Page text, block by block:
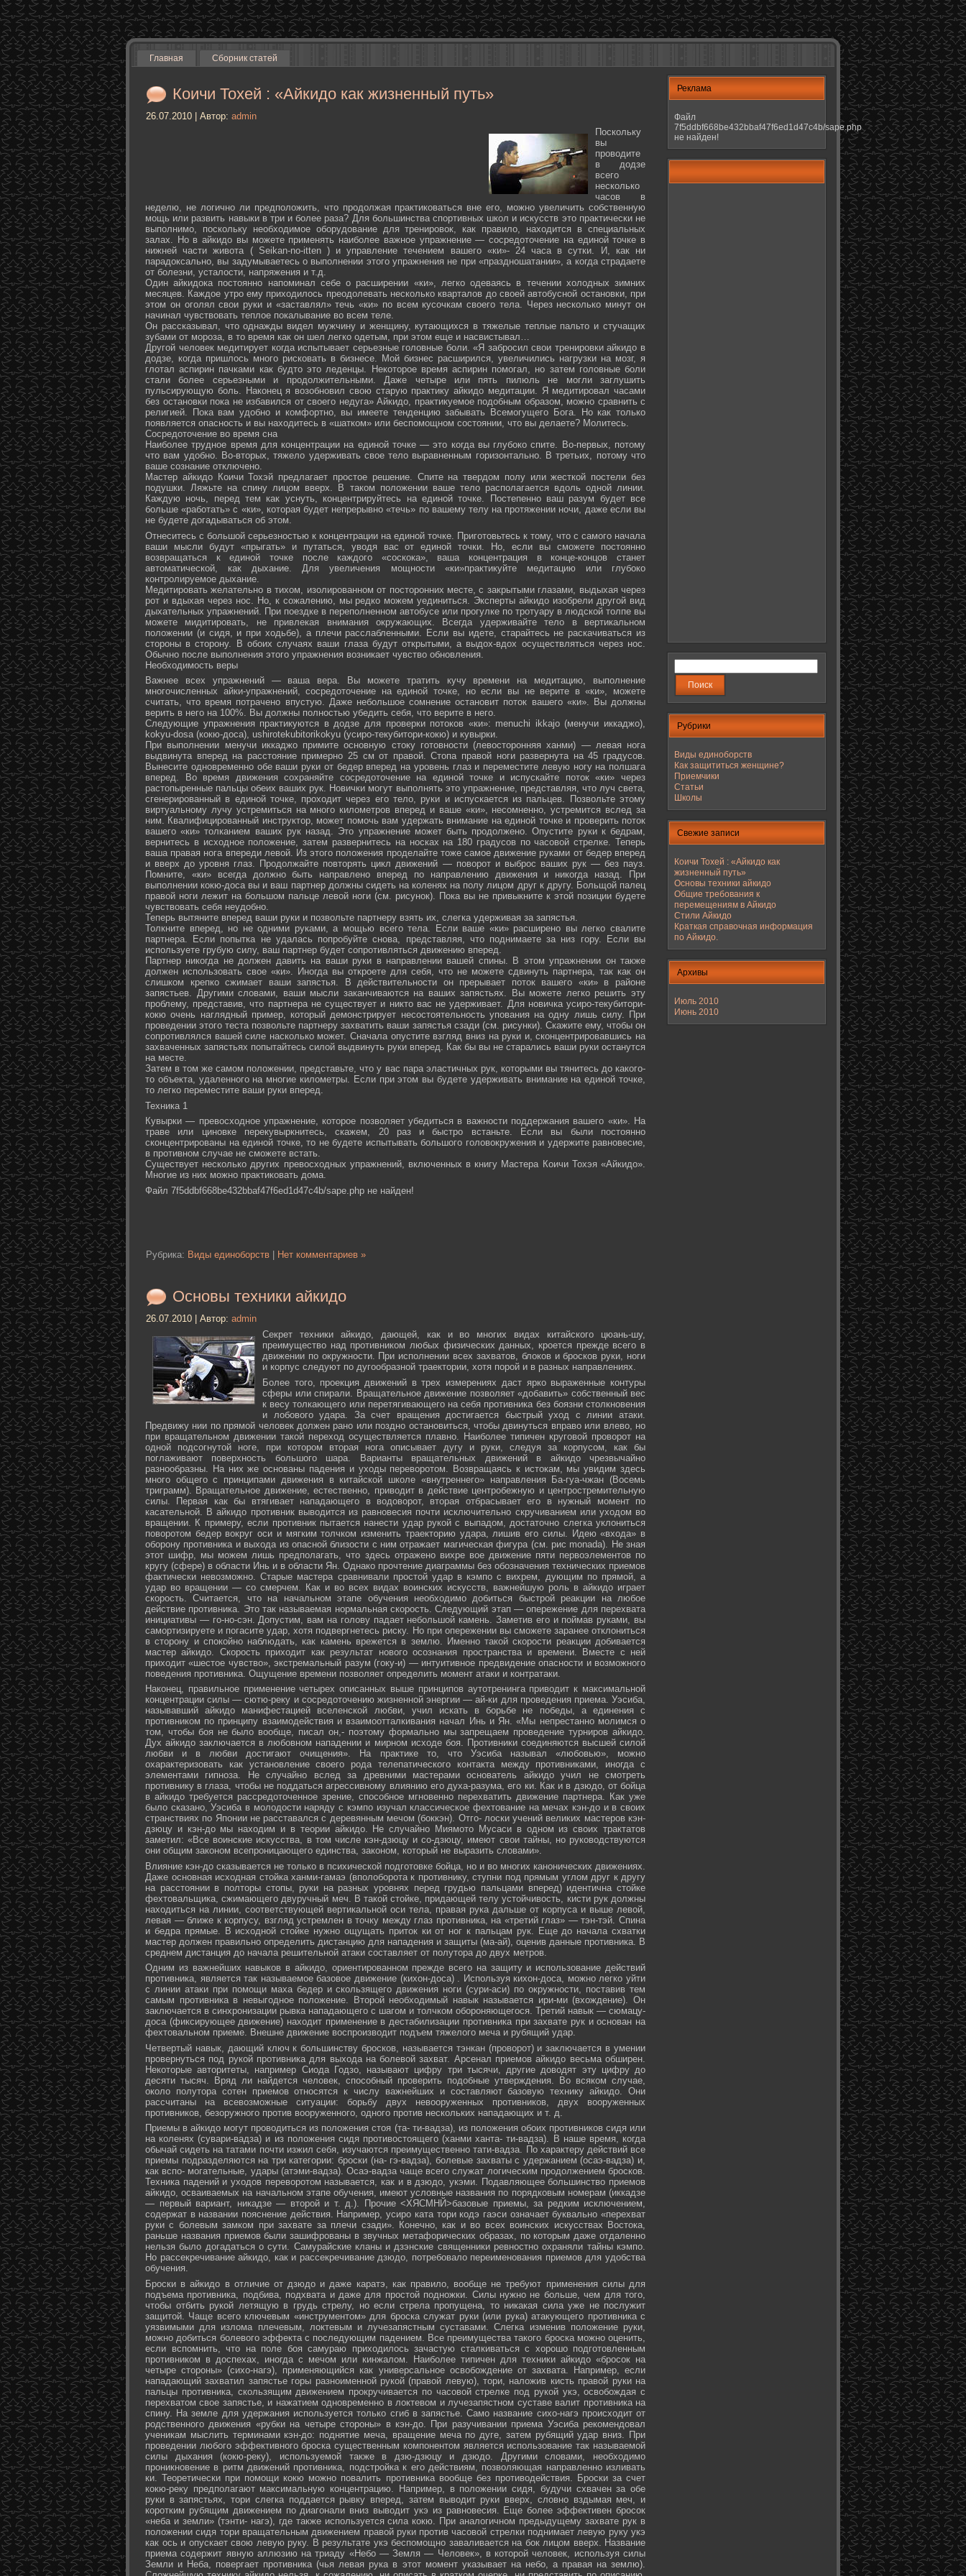
Главная Сборник статей
Коичи Тохей : «Айкидо как жизненный путь»
26.07.2010 | Автор: admin
Поскольку
вы
проводите
в додзе
всего
несколько
часов в
неделю, не логично ли предположить, что продолжая практиковаться вне его, можно увеличить собственную
мощь или развить навыки в три и более раза? Для большинства спортивных школ и искусств это практически не
выполнимо, поскольку необходимое оборудование для тренировок, как правило, находится в специальных
залах. Но в айкидо вы можете применять наиболее важное упражнение — сосредоточение на единой точке в
нижней части живота ( Seikan-­no-­itten ) и управление течением вашего «ки»- 24 часа в сутки. И, как ни
парадоксально, вы задумываетесь о выполнении этого упражнения не при «праздношатании», а когда страдаете
от болезни, усталости, напряжения и т.д.
Один айкидока постоянно напоминал себе о расширении «ки», легко одеваясь в течении холодных зимних
месяцев. Каждое утро ему приходилось преодолевать несколько кварталов до своей автобусной остановки, при
этом он оголял свои руки и «заставлял» течь «ки» по всем кусочкам своего тела. Через несколько минут он
начинал чувствовать теплое покалывание во всем теле.
Он рассказывал, что однажды видел мужчину и женщину, кутающихся в тяжелые теплые пальто и стучащих
зубами от мороза, в то время как он шел легко одетым, при этом еще и насвистывал…
Другой человек медитирует когда испытывает серьезные головные боли. «Я забросил свои тренировки айкидо в
додзе, когда пришлось много рисковать в бизнесе. Мой бизнес расширился, увеличились нагрузки на мозг, я
глотал аспирин пачками как будто это леденцы. Некоторое время аспирин помогал, но затем головные боли
стали более серьезными и продолжительными. Даже четыре или пять пилюль не могли заглушить
пульсирующую боль. Наконец я возобновил свою старую практику айкидо медитации. Я медитировал часами
без остановки пока не избавился от своего недуга» Айкидо, практикуемое подобным образом, можно сравнить с
религией. Пока вам удобно и комфортно, вы имеете тенденцию забывать Всемогущего Бога. Но как только
появляется опасность и вы находитесь в «шатком» или беспомощном состоянии, что вы делаете? Молитесь.
Сосредоточение во время сна
Наиболее трудное время для концентрации на единой точке — это когда вы глубоко спите. Во-первых, потому
что вам удобно. Во-вторых, тяжело удерживать свое тело выравненным горизонтально. В третьих, потому что
ваше сознание отключено.
Мастер айкидо Коичи Тохэй предлагает простое решение. Спите на твердом полу или жесткой постели без
подушки. Ляжьте на спину лицом вверх. В таком положении ваше тело располагается вдоль одной линии.
Каждую ночь, перед тем как уснуть, концентрируйтесь на единой точке. Постепенно ваш разум будет все
больше «работать» с «ки», которая будет непрерывно «течь» по вашему телу на протяжении ночи, даже если вы
не будете догадываться об этом.
Отнеситесь с большой серьезностью к концентрации на единой точке. Приготовьтесь к тому, что с самого начала
ваши мысли будут «прыгать» и путаться, уводя вас от единой точки. Но, если вы сможете постоянно
возвращаться к единой точке после каждого «соскока», ваша концентрация в конце-концов станет
автоматической, как дыхание. Для увеличения мощности «ки»практикуйте медитацию или глубоко
контролируемое дыхание.
Медитировать желательно в тихом, изолированном от посторонних месте, с закрытыми глазами, выдыхая через
рот и вдыхая через нос. Но, к сожалению, мы редко можем уединиться. Эксперты айкидо изобрели другой вид
дыхательных упражнений. При поездке в переполненном автобусе или прогулке по тротуару в людской толпе вы
можете мидитировать, не привлекая внимания окружающих. Всегда удерживайте тело в вертикальном
положении (и сидя, и при ходьбе), а плечи расслабленными. Если вы идете, старайтесь не раскачиваться из
стороны в сторону. В обоих случаях ваши глаза будут открытыми, а выдох-вдох осуществляться через нос.
Обычно после выполнения этого упражнения возникает чувство обновления.
Необходимость веры
Важнее всех упражнений — ваша вера. Вы можете тратить кучу времени на медитацию, выполнение
многочисленных айки-упражнений, сосредоточение на единой точке, но если вы не верите в «ки», можете
считать, что время потрачено впустую. Даже небольшое сомнение остановит поток вашего «ки». Вы должны
верить в него на 100%. Вы должны полностью убедить себя, что верите в него.
Следующие упражнения практикуются в додзе для проверки потоков «ки»: menuchi ikkajo (менучи иккаджо),
kokyu-dosa (кокю-доса), ushiro­tekubitori­kokyu (усиро-текубитори-кокю) и кувырки.
При выполнении менучи иккаджо примите основную стоку готовности (левосторонняя ханми) — левая нога
выдвинута вперед на расстояние примерно 25 см от правой. Стопа правой ноги развернута на 45 градусов.
Вынесите одновременно обе ваши руки от бедер вперед на уровень глаз и переместите левую ногу на полшага
вперед. Во время движения сохраняйте сосредоточение на единой точке и испускайте поток «ки» через
растопыренные пальцы обеих ваших рук. Новички могут выполнять это упражнение, представляя, что луч света,
сгенерированный в единой точке, проходит через его тело, руки и испускается из пальцев. Позвольте этому
виртуальному лучу устремиться на много километров вперед и ваше «ки», несомненно, устремится вслед за
ним. Квалифицированный инструктор, может помочь вам удержать внимание на единой точке и проверить поток
вашего «ки» толканием ваших рук назад. Это упражнение может быть продолжено. Опустите руки к бедрам,
вернитесь в исходное положение, затем развернитесь на носках на 180 градусов по часовой стрелке. Теперь
ваша правая нога впереди левой. Из этого положения проделайте тоже самое движение руками от бедер вперед
и вверх до уровня глаз. Продолжайте повторять цикл движений — поворот и выброс ваших рук — без пауз.
Помните, «ки» всегда должно быть направлено вперед по направлению движения и никогда назад. При
выполнении кокю-доса вы и ваш партнер должны сидеть на коленях на полу лицом друг к другу. Больщой палец
правой ноги лежит на большом пальце левой ноги (см. рисунок). Пока вы не привыкните к этой позиции будете
чувствовать себя неудобно.
Теперь вытяните вперед ваши руки и позвольте партнеру взять их, слегка удерживая за запястья.
Толкните вперед, но не одними руками, а мощью всего тела. Если ваше «ки» расширено вы легко свалите
партнера. Если попытка не удалась попробуйте снова, представляя, что поднимаете за низ гору. Если вы
используете грубую силу, ваш партнер будет сопротивляться движению вперед.
Партнер никогда не должен давить на ваши руки в направлении вашей спины. В этом упражнении он также
должен использовать свое «ки». Иногда вы откроете для себя, что не можете сдвинуть партнера, так как он
слишком крепко сжимает ваши запястья. В действительности он прерывает поток вашего «ки» в районе
запястьев. Другими словами, ваши мысли заканчиваются на ваших запястьях. Вы можете легко решить эту
проблему, представив, что партнера не существует и никто вас не удерживает. Для новичка усиро-текубитори-
кокю очень наглядный пример, который демонстрирует несостоятельность упования на одну лишь силу. При
проведении этого теста позвольте партнеру захватить ваши запястья сзади (см. рисунки). Скажите ему, чтобы он
сопротивлялся вашей силе насколько может. Сначала опустите взгляд вниз на руки и, сконцентрировавшись на
захваченных запястьях попытайтесь силой выдвинуть руки вперед. Как бы вы не старались ваши руки останутся
на месте.
Затем в том же самом положении, представьте, что у вас пара эластичных рук, которыми вы тянитесь до какого-
то объекта, удаленного на многие километры. Если при этом вы будете удерживать внимание на единой точке,
то легко переместите ваши руки вперед.
Техника 1
Кувырки — превосходное упражнение, которое позволяет убедиться в важности поддержания вашего «ки». На
траве или циновке перекувыркнитесь, скажем, 20 раз и быстро встаньте. Если вы были постоянно
сконцентрированы на единой точке, то не будете испытывать большого головокружения и удержите равновесие,
в противном случае не сможете встать.
Существует несколько других превосходных упражнений, включенных в книгу Мастера Коичи Тохэя «Айкидо».
Многие из них можно практиковать дома.
Файл 7f5ddbf668be432bbaf47f6ed1d47c4b/sape.php не найден!
Рубрика: Виды единоборств Нет комментариев »
Основы техники айкидо
26.07.2010 | Автор: admin
Секрет техники айкидо, дающей, как и во многих видах китайского цюань-шу,
преимущество над противником любых физических данных, кроется прежде всего в
движении по окружности. При исполнении всех захватов, блоков и бросков руки, ноги
и корпус следуют по дугообразной траектории, хотя порой и в разных направлениях.
Более того, проекция движений в трех измерениях даст ярко выраженные контуры
сферы или спирали. Вращательное движение позволяет «добавить» собственный вес
к весу толкающего или перетягивающего на себя противника без боязни столкновения
и лобового удара. За счет вращения достигается быстрый уход с линии атаки.
Предвижу нии по прямой человек должен рано или поздно остановиться, чтобы двинуться вправо или влево, но
при вращательном движении такой переход осуществляется плавно. Наиболее типичен круговой проворот на
одной подсогнутой ноге, при котором вторая нога описывает дугу и руки, следуя за корпусом, как бы
поглаживают поверхность большого шара. Варианты вращательных движений в айкидо чрезвычайно
разнообразны. На них же основаны падения и уходы переворотом. Возвращаясь к истокам, мы увидим здесь
много общего с принципами движения в китайской школе «внутреннего» направления Ба-гуа-чжан (Восемь
триграмм). Вращательное движение, естественно, приводит в действие центробежную и центростремительную
силы. Первая как бы втягивает нападающего в водоворот, вторая отбрасывает его в нужный момент по
касательной. В айкидо противник выводится из равновесия почти исключительно скручиванием или уходом во
вращении. К примеру, если противник пытается нанести удар рукой с выпадом, достаточно слегка уклониться
поворотом бедер вокруг оси и мягким толчком изменить траекторию удара, лишив его силы. Идею «входа» в
оборону противника и выхода из опасной близости с ним отражает магическая фигура (см. рис monada). Не зная
этот шифр, мы можем лишь предполагать, что здесь отражено вихре вое движение пяти первоэлементов по
кругу (сфере) в области Инь и в области Ян. Однако прочтение диаграммы без обозначения технических приемов
фактически невозможно. Старые мастера сравнивали простой удар в кэмпо с вихрем, дующим по прямой, а
удар во вращении — со смерчем. Как и во всех видах воинских искусств, важнейшую роль в айкидо играет
скорость. Считается, что на начальном этапе обучения необходимо добиться быстрой реакции на любое
действие противника. Это так называемая нормальная скорость. Следующий этап — опережение для перехвата
инициативы — го-но-сэн. Допустим, вам на голову падает небольшой камень. Заметив его и поймав руками, вы
самортизируете и погасите удар, хотя подвергнетесь риску. Но при опережении вы сможете заранее отклониться
в сторону и спокойно наблюдать, как камень врежется в землю. Именно такой скорости реакции добивается
мастер айкидо. Скорость приходит как результат нового осознания пространства и времени. Вместе с ней
приходит «шестое чувство», экстремальный разум (гоку-и) — интуитивное предвидение опасности и возможного
поведения противника. Ощущение времени позволяет определить момент атаки и контратаки.
Наконец, правильное применение четырех описанных выше принципов аутотренинга приводит к максимальной
концентрации силы — сютю-реку и сосредоточению жизненной энергии — ай-ки для проведения приема. Уэсиба,
называвший айкидо манифестацией вселенской любви, учил искать в борьбе не победы, а единения с
противником по принципу взаимодействия и взаимоотталкивания начал Инь и Ян. «Мы непрестанно молимся о
том, чтобы боя не было вообще, писал он,- поэтому формально мы запрещаем проведение турниров айкидо.
Дух айкидо заключается в любовном нападении и мирном исходе боя. Противники соединяются высшей силой
любви и в любви достигают очищения». На практике то, что Уэсиба называл «любовью», можно
охарактеризовать как установление своего рода телепатического контакта между противниками, иногда с
элементами гипноза. Не случайно вслед за древними мастерами основатель айкидо учил не смотреть
противнику в глаза, чтобы не поддаться агрессивному влиянию его духа-разума, его ки. Как и в дзюдо, от бойца
в айкидо требуется рассредоточенное зрение, способное мгновенно перехватить движение партнера. Как уже
было сказано, Уэсиба в молодости наряду с кэмпо изучал классическое фехтование на мечах кэн-до и в своих
странствиях по Японии не расставался с деревянным мечом (боккэн). Отго- лоски учений великих мастеров кэн-
дзюцу и кэн-до мы находим и в теории айкидо. Не случайно Миямото Мусаси в одном из своих трактатов
заметил: «Все воинские искусства, в том числе кэн-дзюцу и со-дзюцу, имеют свои тайны, но руководствуются
они общим законом всепроницающего единства, законом, который не выразить словами».
Влияние кэн-до сказывается не только в психической подготовке бойца, но и во многих канонических движениях.
Даже основная исходная стойка ханми-гамаэ (вполоборота к противнику, ступни под прямым углом друг к другу
на расстоянии в полторы стопы, руки на разных уровнях перед грудью пальцами вперед) идентична стойке
фехтовальщика, сжимающего двуручный меч. В такой стойке, придающей телу устойчивость, кисти рук должны
находиться на линии, соответствующей вертикальной оси тела, правая рука дальше от корпуса и выше левой,
левая — ближе к корпусу, взгляд устремлен в точку между глаз противника, на «третий глаз» — тэн-тэй. Спина
и бедра прямые. В исходной стойке нужно ощущать приток ки от ног к пальцам рук. Еще до начала схватки
мастер должен правильно определить дистанцию для нападения и защиты (ма-ай), оценив данные противника. В
среднем дистанция до начала решительной атаки составляет от полутора до двух метров.
Одним из важнейших навыков в айкидо, ориентированном прежде всего на защиту и использование действий
противника, является так называемое базовое движение (кихон-доса) . Используя кихон-доса, можно легко уйти
с линии атаки при помощи маха бедер и скользящего движения ноги (сури-аси) по окружности, поставив тем
самым противника в невыгодное положение. Второй необходимый навык называется ири-ми (вхождение). Он
заключается в синхронизации рывка нападающего с шагом и толчком обороняющегося. Третий навык — сюмацу-
доса (фиксирующее движение) находит применение в дестабилизации противника при захвате рук и основан на
фехтовальном приеме. Внешне движение воспроизводит подъем тяжелого меча и рубящий удар.
Четвертый навык, дающий ключ к большинству бросков, называется тэнкан (проворот) и заключается в умении
провернуться под рукой противника для выхода на болевой захват. Арсенал приемов айкидо весьма обширен.
Некоторые авторитеты, например Сиода Годзо, называют цифру три тысячи, другие доводят эту цифру до
десяти тысяч. Вряд ли найдется человек, способный проверить подобные утверждения. Во всяком случае,
около полутора сотен приемов относятся к числу важнейших и составляют базовую технику айкидо. Они
рассчитаны на всевозможные ситуации: борьбу двух невооруженных противников, двух вооруженных
противников, безоружного против вооруженного, одного против нескольких нападающих и т. д.
Приемы в айкидо могут проводиться из положения стоя (та- ти-вадза), из положения обоих противников сидя или
на коленях (сувари-вадза) и из положения сидя противостоящего (ханми ханта- ти-вадза). В наше время, когда
обычай сидеть на татами почти изжил себя, изучаются преимущественно тати-вадза. По характеру действий все
приемы подразделяются на три категории: броски (на- гэ-вадза), болевые захваты с удержанием (осаэ-вадза) и,
как вспо- могательные, удары (атэми-вадза). Осаэ-вадза чаще всего служат логическим продолжением бросков.
Техника падений и уходов переворотом называется, как и в дзюдо, укэми. Подавляющее большинство приемов
айкидо, осваиваемых на начальном этапе обучения, имеют условные названия по порядковым номерам (иккадзе
— первый вариант, никадзе — второй и т. д.). Прочие <ХЯСМНЙ>базовые приемы, за редким исключением,
содержат в названии пояснение действия. Например, усиро ката тори кодэ гаэси означает буквально «перехват
руки с болевым замком при захвате за плечи сзади». Конечно, как и во всех воинских искусствах Востока,
раньше названия приемов были зашифрованы в звучных метафорических образах, по которым даже отдаленно
нельзя было догадаться о сути. Самурайские кланы и дзэнские священники ревностно охраняли тайны кэмпо.
Но рассекречивание айкидо, как и рассекречивание дзюдо, потребовало переименования приемов для удобства
обучения.
Броски в айкидо в отличие от дзюдо и даже каратэ, как правило, вообще не требуют применения силы для
подъема противника, подбива, подхвата и даже для простой подножки. Силы нужно не больше, чем для того,
чтобы отбить рукой летящую в грудь стрелу, но если стрела пропущена, то никакая сила уже не послужит
защитой. Чаще всего ключевым «инструментом» для броска служат руки (или рука) атакующего противника с
уязвимыми для излома плечевым, локтевым и лучезапястным суставами. Слегка изменив положение руки,
можно добиться болевого эффекта с последующим падением. Все преимущества такого броска можно оценить,
если вспомнить, что на поле боя самураю приходилось зачастую сталкиваться с хорошо подготовленным
противником в доспехах, иногда с мечом или кинжалом. Наиболее типичен для техники айкидо «бросок на
четыре стороны» (сихо-нагэ), применяющийся как универсальное освобождение от захвата. Например, если
нападающий захватил запястье горы разноименной рукой (правой левую), тори, наложив кисть правой руки на
пальцы противника, скользящим движением прокручивается по часовой стрелке под рукой укэ, освобождая с
перехватом свое запястье, и нажатием одновременно в локтевом и лучезапястном суставе валит противника на
спину. На земле для удержания используется только сгиб в запястье. Само название сихо-нагэ происходит от
родственного движения «рубки на четыре стороны» в кэн-до. При разучивании приема Уэсиба рекомендовал
ученикам мыслить терминами кэн-до: поднятие меча, вращение меча по дуге, затем рубящий удар вниз. При
проведении любого эффективного броска существенным компонентом является использование так называемой
силы дыхания (кокю-реку), используемой также в дзю-дзюцу и дзюдо. Другими словами, необходимо
проникновение в ритм движений противника, подстройка к его действиям, позволяющая направленно изливать
ки. Теоретически при помощи кокю можно повалить противника вообще без противодействия. Броски за счет
кокю-реку предполагают максимальную концентрацию. Например, в положении сидя, будучи схвачен за обе
руки в запястьях, тори слегка поддается рывку вперед, затем выводит руки вверх, словно вздымая меч, и
коротким рубящим движением по диагонали вниз выводит укэ из равновесия. Еще более эффективен бросок
«неба и земли» (тэнти- нагэ), где также используется сила кокю. При аналогичном предыдущему захвате рук в
положении сидя тори вращательным движением правой руки против часовой стрелки поднимает левую руку укэ
как ось и опускает свою левую руку. В результате укэ беспомощно заваливается на бок лицом вверх. Название
приема содержит явную аллюзию на триаду «Небо — Земля — Человек», в которой человек, используя силы
Земли и Неба, повергает противника (чья левая рука в этот момент указывает на небо, а правая на землю).
Реклама
Файл
7f5ddbf668be432bbaf47f6ed1d47c4b/sape.php
не найден!
Рубрики
Виды единоборств
Как защититься женщине?
Приемчики
Статьи
Школы
Свежие записи
Коичи Тохей : «Айкидо как
жизненный путь»
Основы техники айкидо
Общие требования к
перемещениям в Айкидо
Стили Айкидо
Краткая справочная информация
по Айкидо.
Архивы
Июль 2010
Июнь 2010